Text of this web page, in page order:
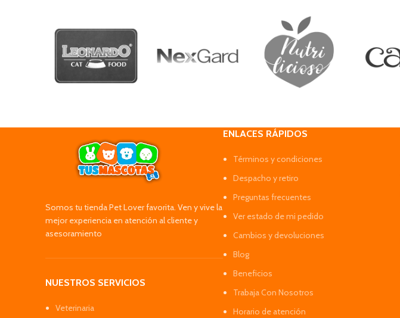
Somos tu tienda Pet Lover favorita. Ven y vive la
mejor experiencia en atención al cliente y
asesoramiento
NUESTROS SERVICIOS
Veterinaria
ENLACES RÁPIDOS
Términos y condiciones
Despacho y retiro
Preguntas frecuentes
Ver estado de mi pedido
Cambios y devoluciones
Blog
Beneficios
Trabaja Con Nosotros
Horario de atención